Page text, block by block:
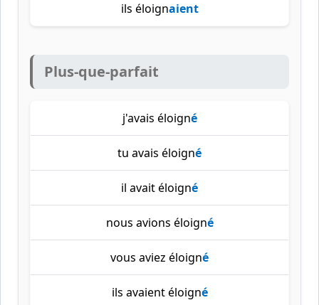
ils éloignaient
Plus-que-parfait
j'avais éloigné
tu avais éloigné
il avait éloigné
nous avions éloigné
vous aviez éloigné
ils avaient éloigné